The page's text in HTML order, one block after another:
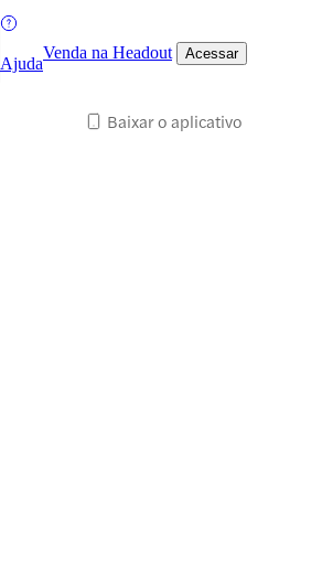
Ajuda
Venda na Headout Acessar
Baixar o aplicativo